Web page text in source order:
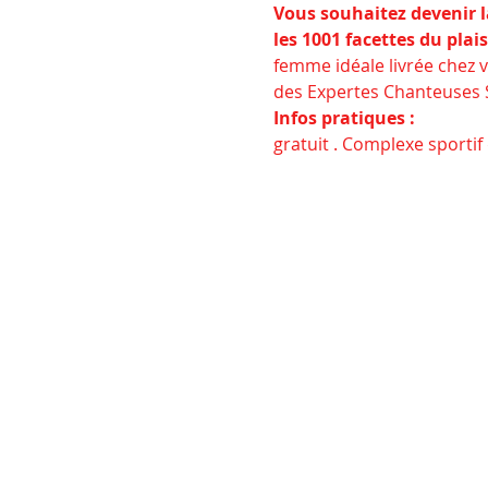
Vous souhaitez devenir
les 1001 facettes du
femme idéale livrée chez
des Expertes
Infos pratiques :
gratuit . Complexe sportif